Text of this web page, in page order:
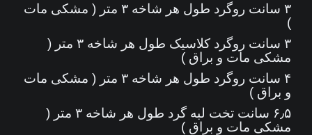
۳ سانت روگرد طول هر شاخه ۳ متر ( مشکی مات
)
۳ سانت روگرد کلاسیک طول هر شاخه ۳ متر (
مشکی مات و براق )
۴ سانت روگرد طول هر شاخه ۳ متر ( مشکی مات
و براق )
۶٫۵ سانت تخت لبه گرد طول هر شاخه ۳ متر (
مشکی مات و براق )